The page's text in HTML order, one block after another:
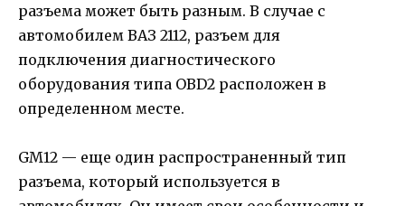
разъема может быть разным. В случае с
автомобилем ВАЗ 2112, разъем для
подключения диагностического
оборудования типа OBD2 расположен в
определенном месте.
GM12 — еще один распространенный тип
разъема, который используется в